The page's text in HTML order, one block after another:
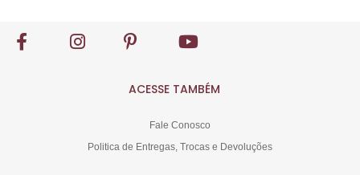
ACESSE TAMBÉM
Fale Conosco
Politica de Entregas, Trocas e Devoluções